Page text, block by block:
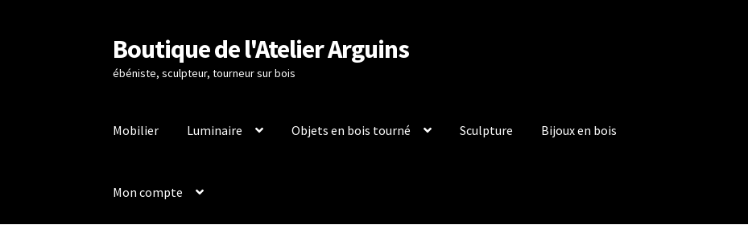
Aller
à
la
Aller
au
contenu
Boutique de l'Atelier Arguins
ébéniste, sculpteur, tourneur sur bois
Mobilier Luminaire Objets en bois tourné Sculpture Bijoux en bois
Mon compte